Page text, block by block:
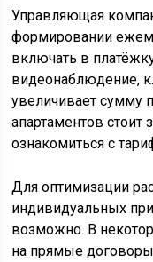
Управляющая
формировании
включать в
видеонаблюдение,
увеличивает сумму
апартаментов стоит
ознакомиться с
Для оптимизации
индивидуальных
возможно. В
на прямые